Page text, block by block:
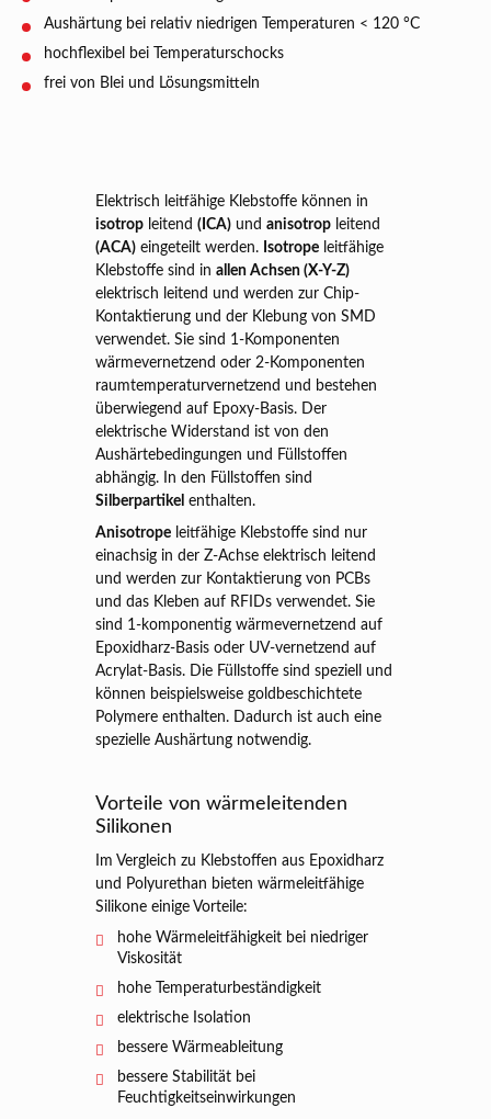
Aushärtung bei relativ niedrigen Temperaturen < 120 °C
hochflexibel bei Temperaturschocks
frei von Blei und Lösungsmitteln
Elektrisch leitfähige Klebstoffe können in
isotrop leitend(ICA) undanisotrop leitend
(ACA) eingeteilt werden. Isotrope leitfähige
Klebstoffe sind inallen Achsen (X-Y-Z)
elektrisch leitend und werden zur Chip-
Kontaktierung und der Klebung von SMD
verwendet. Sie sind 1-Komponenten
wärmevernetzend oder 2-Komponenten
raumtemperaturvernetzend und bestehen
überwiegend auf Epoxy-Basis. Der
elektrische Widerstand ist von den
Aushärtebedingungen und Füllstoffen
abhängig. In den Füllstoffen sind
Silberpartikel enthalten.
Anisotrope leitfähige Klebstoffe sind nur
einachsig in der Z-Achse elektrisch leitend
und werden zur Kontaktierung von PCBs
und das Kleben auf RFIDs verwendet. Sie
sind 1-komponentig wärmevernetzend auf
Epoxidharz-Basis oder UV-vernetzend auf
Acrylat-Basis. Die Füllstoffe sind speziell und
können beispielsweise goldbeschichtete
Polymere enthalten. Dadurch ist auch eine
spezielle Aushärtung notwendig.
Vorteile von wärmeleitenden
Silikonen
Im Vergleich zu Klebstoffen aus Epoxidharz
und Polyurethan bieten wärmeleitfähige
Silikone einige Vorteile:
hohe Wärmeleitfähigkeit bei niedriger
Viskosität
hohe Temperaturbeständigkeit
elektrische Isolation
bessere Wärmeableitung
bessere Stabilität bei
Feuchtigkeitseinwirkungen